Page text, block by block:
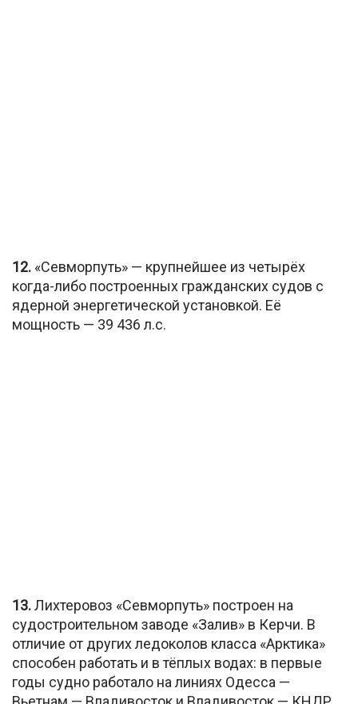
12. «Севморпуть» — крупнейшее из четырёх
когда-либо построенных гражданских судов с
ядерной энергетической установкой. Её
мощность — 39 436 л.с.
13.Лихтеровоз «Севморпуть» построен на
судостроительном заводе «Залив» в Керчи. В
отличие от других ледоколов класса «Арктика»
способен работать и в тёплых водах: в первые
годы судно работало на линиях Одесса —